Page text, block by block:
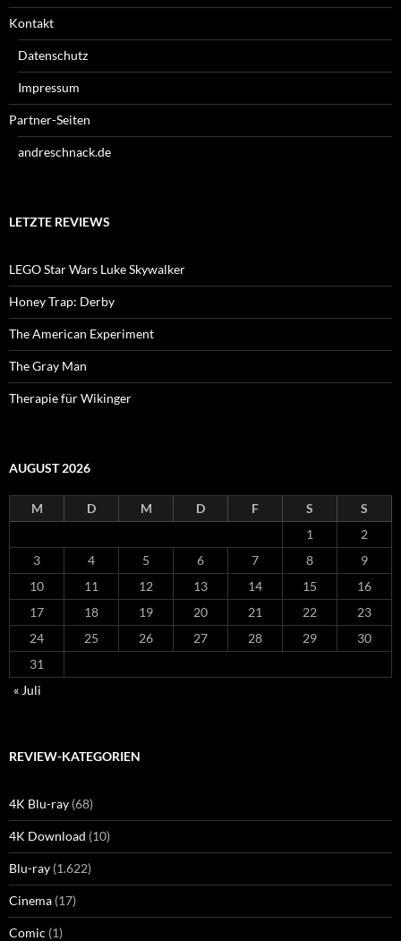
Kontakt
Datenschutz
Impressum
Partner-Seiten
andreschnack.de
LETZTE REVIEWS
LEGO Star Wars Luke Skywalker
Honey Trap: Derby
The American Experiment
The Gray Man
Therapie für Wikinger
AUGUST 2026
M D M D F S
S
1
2
3
4 5 6 7 8
9
10
11 12 13 14 15
16
17
18 19 20 21 22
23
24
25 26 27 28 29
30
31
« Juli
REVIEW-KATEGORIEN
4K Blu-ray (68)
4K Download (10)
Blu-ray (1.622)
Cinema (17)
Comic (1)